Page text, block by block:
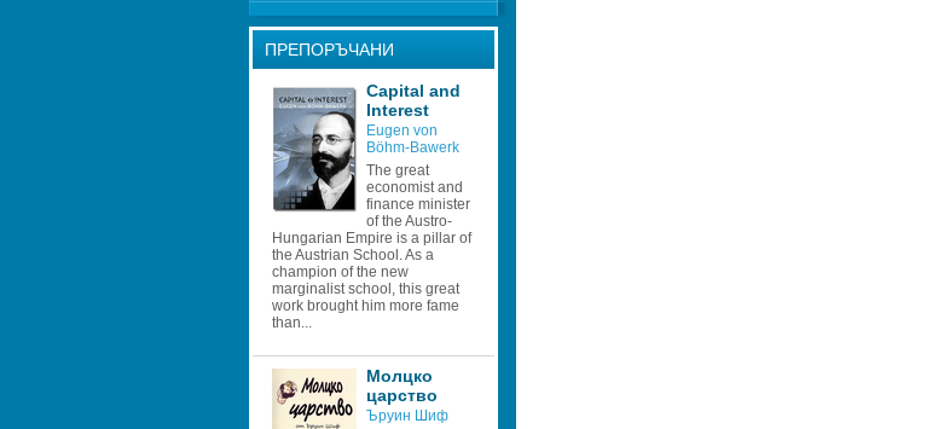
ПРЕПОРЪЧАНИ
Capital and
Interest
Eugen von
Böhm-Bawerk
The great
economist and
finance minister
of the Austro-
Hungarian Empire is a pillar of
the Austrian School. As a
champion of the new
marginalist school, this great
work brought him more fame
than...
Молцко
царство
Ъруин Шиф